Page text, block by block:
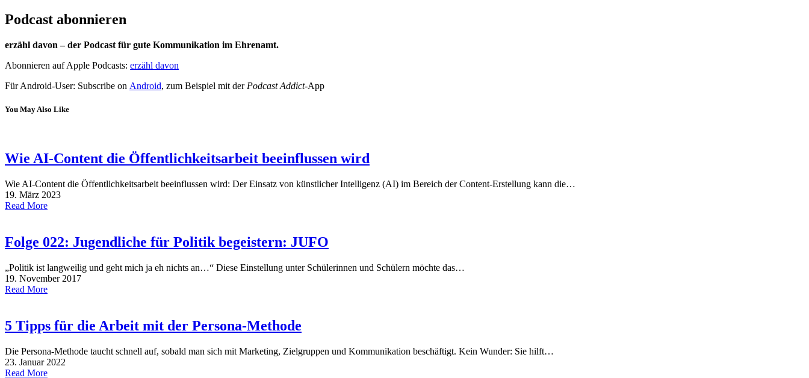
Podcast abonnieren
erzähl davon – der Podcast für gute Kommunikation im Ehrenamt.
Abonnieren auf Apple Podcasts: erzähl davon
Für Android-User: Subscribe on Android, zum Beispiel mit der Podcast Addict-App
You May Also Like
Wie AI-Content die Öffentlichkeitsarbeit beeinflussen wird
Wie AI-Content die Öffentlichkeitsarbeit beeinflussen wird: Der Einsatz von künstlicher Intelligenz (AI) im Bereich der Content-Erstellung kann die…
19. März 2023
Read More
Folge 022: Jugendliche für Politik begeistern: JUFO
„Politik ist langweilig und geht mich ja eh nichts an…“ Diese Einstellung unter Schülerinnen und Schülern möchte das…
19. November 2017
Read More
5 Tipps für die Arbeit mit der Persona-Methode
Die Persona-Methode taucht schnell auf, sobald man sich mit Marketing, Zielgruppen und Kommunikation beschäftigt. Kein Wunder: Sie hilft…
23. Januar 2022
Read More